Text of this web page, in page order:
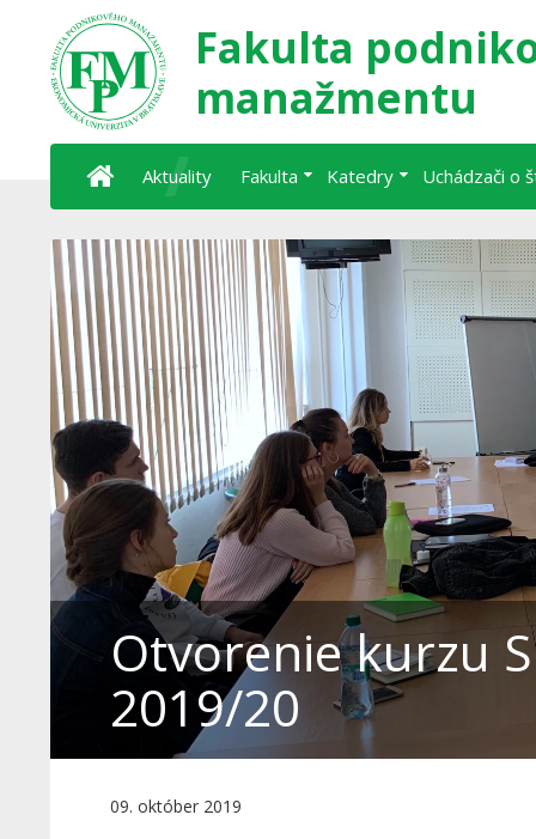
Fakulta
manažmentu
Aktuality Fakulta Katedry Uchádzači o
Otvorenie kurzu
2019/20
09. október 2019